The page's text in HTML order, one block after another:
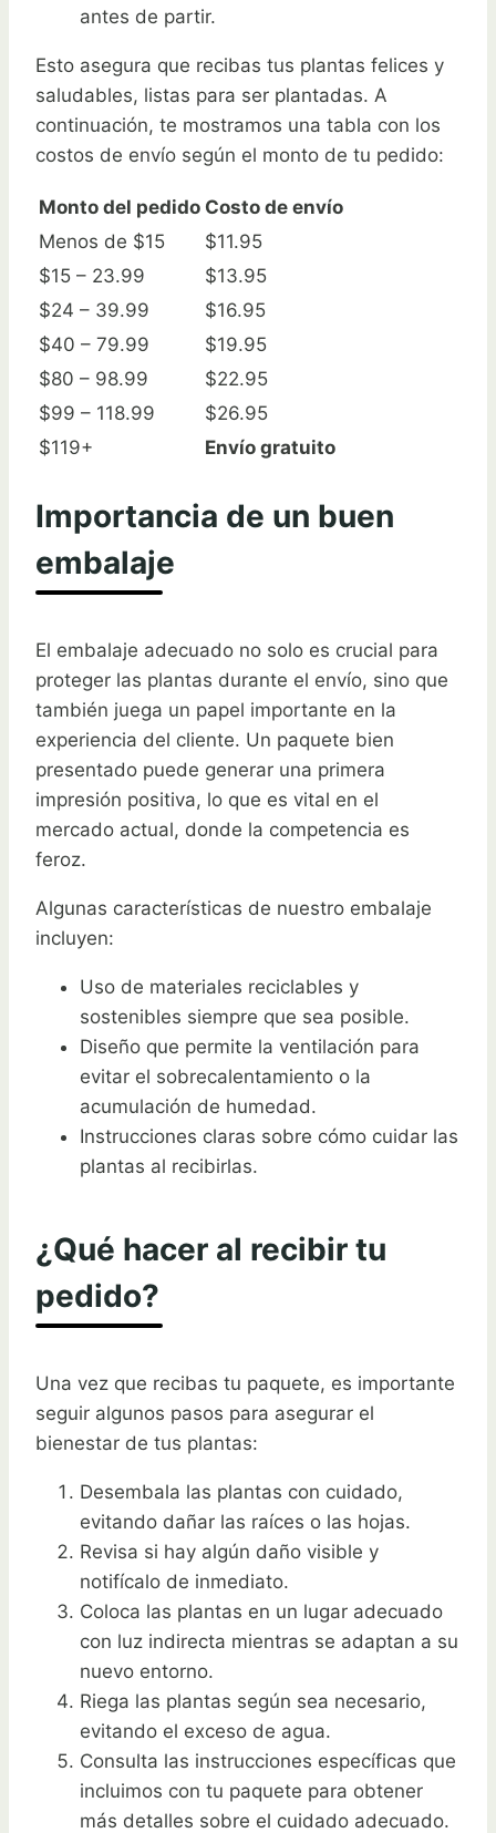
antes de partir.
Esto asegura que recibas tus plantas felices y
saludables, listas para ser plantadas. A
continuación, te mostramos una tabla con los
costos de envío según el monto de tu pedido:
Monto del pedido Costo de envío
Menos de $15
$11.95
$15 – 23.99
$13.95
$24 – 39.99
$16.95
$40 – 79.99
$19.95
$80 – 98.99
$22.95
$99 – 118.99
$26.95
$119+
Envío gratuito
Importancia de un buen
embalaje
El embalaje adecuado no solo es crucial para
proteger las plantas durante el envío, sino que
también juega un papel importante en la
experiencia del cliente. Un paquete bien
presentado puede generar una primera
impresión positiva, lo que es vital en el
mercado actual, donde la competencia es
feroz.
Algunas características de nuestro embalaje
incluyen:
Uso de materiales reciclables y
sostenibles siempre que sea posible.
Diseño que permite la ventilación para
evitar el sobrecalentamiento o la
acumulación de humedad.
Instrucciones claras sobre cómo cuidar las
plantas al recibirlas.
¿Qué hacer al recibir tu
pedido?
Una vez que recibas tu paquete, es importante
seguir algunos pasos para asegurar el
bienestar de tus plantas:
Desembala las plantas con cuidado,
evitando dañar las raíces o las hojas.
Revisa si hay algún daño visible y
notifícalo de inmediato.
Coloca las plantas en un lugar adecuado
con luz indirecta mientras se adaptan a su
nuevo entorno.
Riega las plantas según sea necesario,
evitando el exceso de agua.
Consulta las instrucciones específicas que
incluimos con tu paquete para obtener
más detalles sobre el cuidado adecuado.